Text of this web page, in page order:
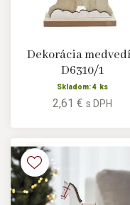
Dekorácia
D6310/1
Skladom: 4 ks
2,61 € s DPH